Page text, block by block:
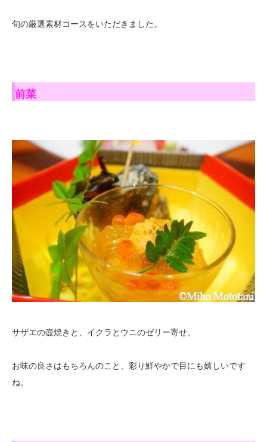
旬の厳選素材コースをいただきました。
前菜
サザエの壺焼きと、イクラとウニのゼリー寄せ。
お味の良さはもちろんのこと、彩り鮮やかで目にも嬉しいです
ね。